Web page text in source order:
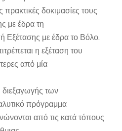
δοκιμασίες τους
με έδρα τη
Εξέτασης με έδρα το Βόλο.
η εξέταση του
από μία
διεξαγωγής των
πρόγραμμα
από τις κατά τόπους